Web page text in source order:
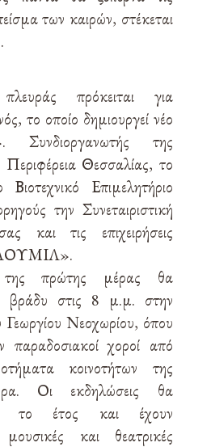
των καιρών, στέκεται
πρόκειται για
το οποίο δημιουργεί νέο
Συνδιοργανωτής της
Περιφέρεια Θεσσαλίας, το
Επιμελητήριο
την Συνεταιριστική
και τις επιχειρήσεις
της πρώτης μέρας θα
βράδυ στις 8 μ.μ. στην
Γεωργίου Νεοχωρίου, όπου
παραδοσιακοί χοροί από
κοινοτήτων της
Οι εκδηλώσεις θα
το έτος και έχουν
μουσικές και θεατρικές